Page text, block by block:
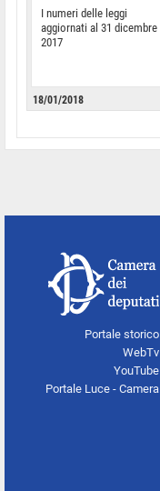
I numeri delle leggi
aggiornati al 31 dicembre
2017
18/01/2018
Portale storico
WebTv
YouTube
Portale Luce - Camera